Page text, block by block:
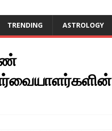
TRENDING ASTROLOGY